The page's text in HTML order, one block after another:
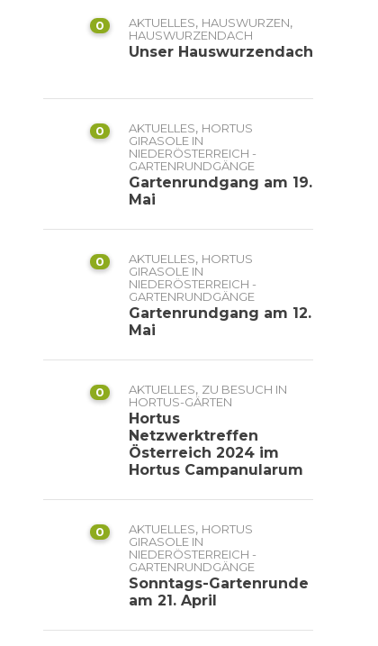
0 AKTUELLES, HAUSWURZEN,
HAUSWURZENDACH
Unser Hauswurzendach
0 AKTUELLES, HORTUS
GIRASOLE IN
NIEDERÖSTERREICH -
GARTENRUNDGÄNGE
Gartenrundgang am 19.
Mai
0 AKTUELLES, HORTUS
GIRASOLE IN
NIEDERÖSTERREICH -
GARTENRUNDGÄNGE
Gartenrundgang am 12.
Mai
0 AKTUELLES, ZU BESUCH IN
HORTUS-GÄRTEN
Hortus
Netzwerktreffen
Österreich 2024 im
Hortus Campanularum
0 AKTUELLES, HORTUS
GIRASOLE IN
NIEDERÖSTERREICH -
GARTENRUNDGÄNGE
Sonntags-Gartenrunde
am 21. April